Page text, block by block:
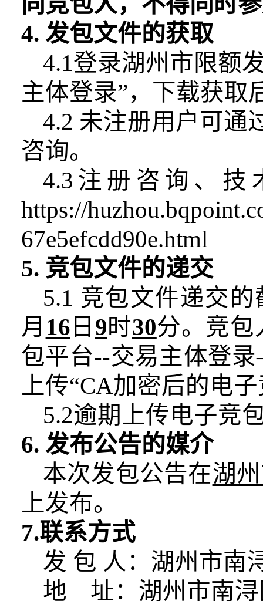
4. 发包文件的获取
4.1登录湖州市限额
主体登录”，下载获取
4.2 未注册用户可通
咨询。
4.3注册咨询、技
https://
67e5efcdd90e.html
5. 竞包文件的递交
5.1 竞包文件递交
月 16 日 9时30分。竞包
包平台--交易主体登
上传“CA加密后的电
5.2逾期上传电子竞
6. 发布公告的媒介
本次发包公告在湖
上发布。
7.联系方式
发 包 人：湖州市南
地 址：湖州市南浔